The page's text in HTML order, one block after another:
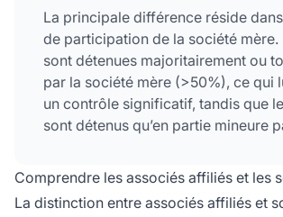
La principale différence réside dans
de participation de la société mère.
sont détenues majoritairement ou
par la société mère (>50%), ce qui
un contrôle significatif, tandis que
sont détenus qu’en partie mineure
conservant le contrôle majoritaire
Comprendre les associés affiliés et les
La distinction entre associés affiliés et